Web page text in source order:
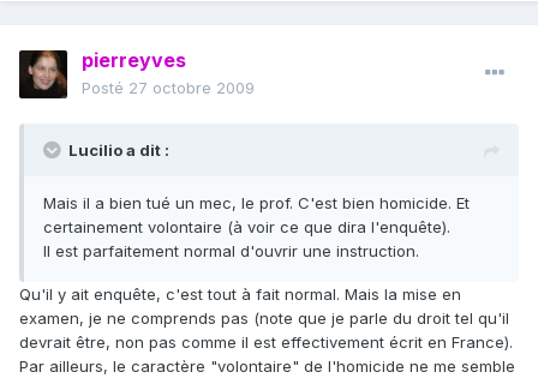
pierreyves
Posté 27 octobre 2009
Lucilio a dit :
Mais il a bien tué un mec, le prof. C'est bien homicide. Et
certainement volontaire (à voir ce que dira l'enquête).
Il est parfaitement normal d'ouvrir une instruction.
Qu'il y ait enquête, c'est tout à fait normal. Mais la mise en
examen, je ne comprends pas (note que je parle du droit tel qu'il
devrait être, non pas comme il est effectivement écrit en France).
Par ailleurs, le caractère "volontaire" de l'homicide ne me semble